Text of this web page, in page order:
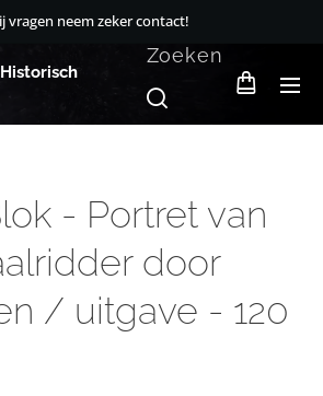
vragen neem zeker contact!
Zoeken
- Portret van
door
/ uitgave - 120